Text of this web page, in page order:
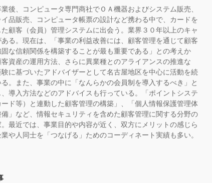
後、コンピュータ専門商社でＯＡ機器およびシステム販売、
品販売、コンピュータ帳票の設計など携わる中で、カードを
顧客（会員）管理システムに出会う。業界３０年以上のキャ
ある。現在は、「事業の利益改善には、顧客管理を通じて顧客
固な信頼関係を構築することが最も重要である」との考えか
客資産の運用方法、さらに異業種とのアライアンスの推進な
験に基づいたアドバイザーとして名古屋地区を中心に活動を続
る。また、事業の中に「なんらかの会員制を導入するべき」と
導入方法などのアドバイスも行っている。「ポイントシステ
ード等）と連動した顧客管理の構築」、「個人情報保護管理体
」など、情報セキュリティを含めた顧客管理に関する分野の
最近では、事業目的や内容が近く、双方にメリットの感じら
や人同士を「つなげる」ためのコーディネート実績も多い。